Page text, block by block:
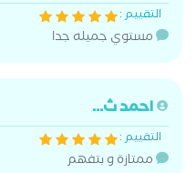
التقييم :
مستوي جميله جدا
احمد ث...
التقييم :
ممتازة و بتفهم